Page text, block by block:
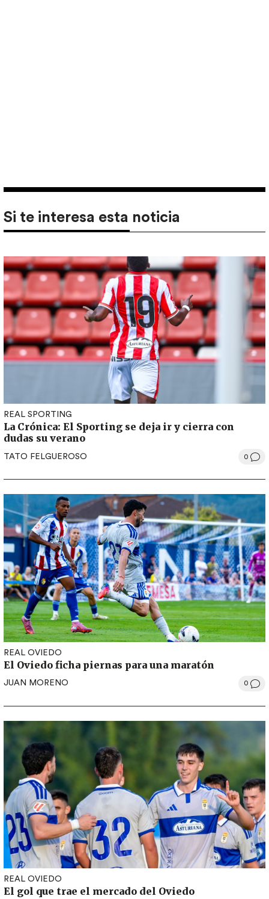
Si te interesa esta noticia
REAL SPORTING
La Crónica: El Sporting se deja ir y cierra con
dudas su verano
TATO FELGUEROSO 0
REAL OVIEDO
El Oviedo ficha piernas para una maratón
JUAN MORENO 0
REAL OVIEDO
El gol que trae el mercado del Oviedo